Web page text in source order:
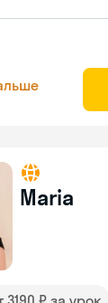
Maria